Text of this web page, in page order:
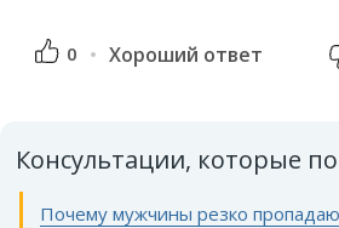
0 Хороший ответ
Консультации, которые
Почему мужчины резко